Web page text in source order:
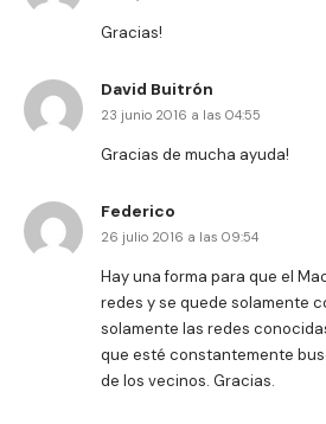
Gracias!
David Buitrón
23 junio 2016 a las 04:55
Gracias de mucha ayuda!
Federico
26 julio 2016 a las 09:54
Hay una forma para que el
redes y se quede solamente
solamente las redes
que esté constantemente
de los vecinos. Gracias.